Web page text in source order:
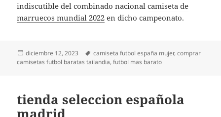
indiscutible del combinado nacionalcamiseta de
marruecos mundial 2022 en dicho campeonato.
Publicado
el
diciembre 12, 2023 Etiquetas
camiseta futbol españa mujer,comprar
camisetas futbol baratas tailandia,futbol mas barato
tienda seleccion española
madrid